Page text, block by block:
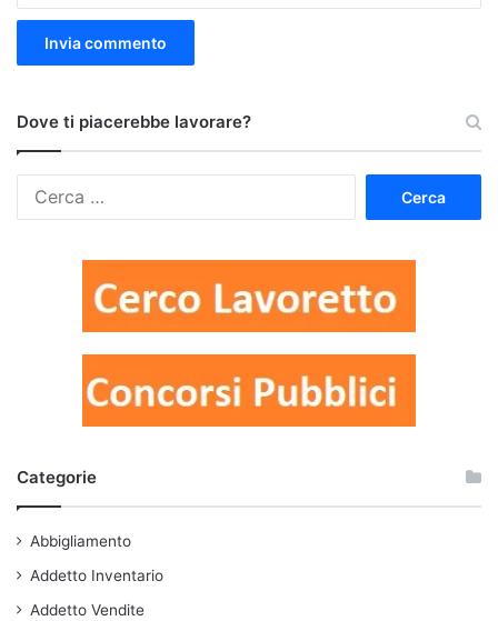
Dove ti piacerebbe lavorare?
Categorie
Abbigliamento
Addetto Inventario
Addetto Vendite